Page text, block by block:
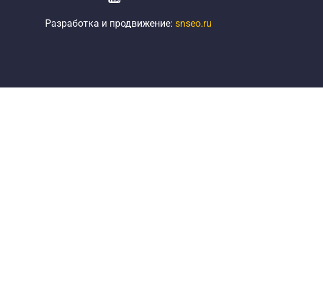
Разработка и продвижение: snseo.ru